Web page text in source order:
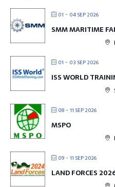
01 - 04 SEP 2026
SMM MARITIME
01 - 03 SEP 2026
ISS WORLD
08 - 11 SEP 2026
MSPO
09 - 11 SEP 2026
LAND FORCES